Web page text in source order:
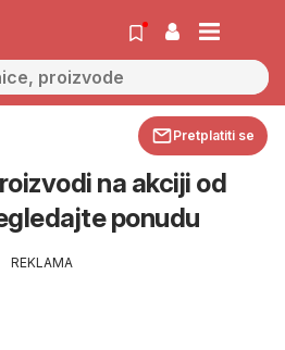
Pretplatiti se
na akciji od
ponudu
REKLAMA